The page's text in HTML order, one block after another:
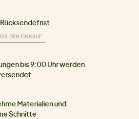
Rücksendefrist
DEN EINKAUF
bis 9:00 Uhr werden
Materialien und
Schnitte